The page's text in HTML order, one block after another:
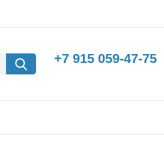
+7 915 059-47-75